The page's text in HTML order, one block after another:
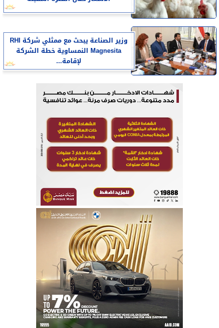
وزير الصناعة يبحث مع ممثلي شركة RHI
Magnesita النمساوية خطة الشركة
لإقامة...